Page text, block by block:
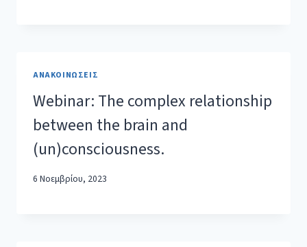
ΑΝΑΚΟΙΝΏΣΕΙΣ
Webinar: The complex relationship
between the brain and
(un)consciousness.
6 Νοεμβρίου, 2023